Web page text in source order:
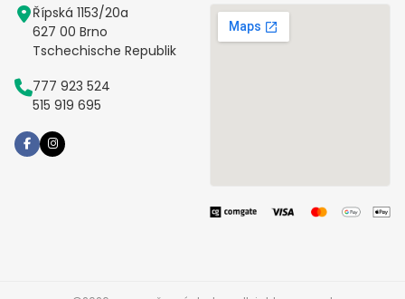
Řípská 1153/20a
627 00 Brno
Tschechische Republik
777 923 524
515 919 695